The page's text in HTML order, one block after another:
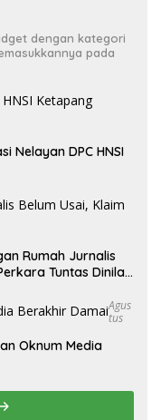
dengan kategori
pada
Nelayan DPC HNSI
Rumah Jurnalis
Tuntas Dinilai
Agus
Tus
Oknum Media